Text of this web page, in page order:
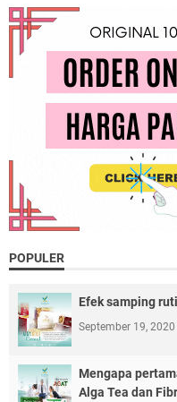
POPULER
Efek samping
September 19, 2020
Mengapa
Alga Tea dan